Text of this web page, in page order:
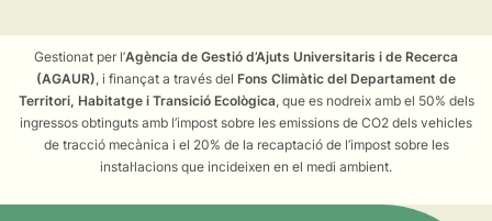
Gestionat per l’Agència de Gestió d’Ajuts Universitaris i de Recerca
(AGAUR), i finançat a través del Fons Climàtic del Departament de
Territori, Habitatge i Transició Ecològica, que es nodreix amb el 50% dels
ingressos obtinguts amb l’impost sobre les emissions de CO2 dels vehicles
de tracció mecànica i el 20% de la recaptació de l’impost sobre les
instal·lacions que incideixen en el medi ambient.